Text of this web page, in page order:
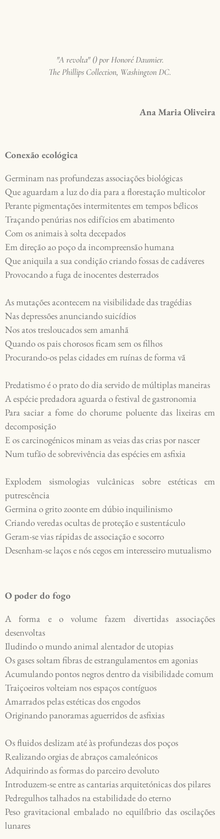
"A revolta" () por Honoré Daumier.
The Phillips Collection, Washington DC.
Ana Maria Oliveira
Conexão ecológica
Germinam nas profundezas associações biológicas
Que aguardam a luz do dia para a florestação multicolor
Perante pigmentações intermitentes em tempos bélicos
Traçando penúrias nos edifícios em abatimento
Com os animais à solta decepados
Em direção ao poço da incompreensão humana
Que aniquila a sua condição criando fossas de cadáveres
Provocando a fuga de inocentes desterrados
As mutações acontecem na visibilidade das tragédias
Nas depressões anunciando suicídios
Nos atos tresloucados sem amanhã
Quando os pais chorosos ficam sem os filhos
Procurando-os pelas cidades em ruínas de forma vã
Predatismo é o prato do dia servido de múltiplas maneiras
A espécie predadora aguarda o festival de gastronomia
Para saciar a fome do chorume poluente das lixeiras em
decomposição
E os carcinogénicos minam as veias das crias por nascer
Num tufão de sobrevivência das espécies em asfixia
Explodem sismologias vulcânicas sobre estéticas em
putrescência
Germina o grito zoonte em dúbio inquilinismo
Criando veredas ocultas de proteção e sustentáculo
Geram-se vias rápidas de associação e socorro
O poder do fogo
A forma e o volume fazem divertidas associações
desenvoltas
Iludindo o mundo animal alentador de utopias
Os gases soltam fibras de estrangulamentos em agonias
Acumulando pontos negros dentro da visibilidade comum
Traiçoeiros volteiam nos espaços contíguos
Amarrados pelas estéticas dos engodos
Originando panoramas aguerridos de asfixias
Os fluidos deslizam até às profundezas dos poços
Realizando orgias de abraços camaleónicos
Adquirindo as formas do parceiro devoluto
Introduzem-se entre as cantarias arquitetónicas dos pilares
Pedregulhos talhados na estabilidade do eterno
Peso gravitacional embalado no equilíbrio das oscilações
lunares